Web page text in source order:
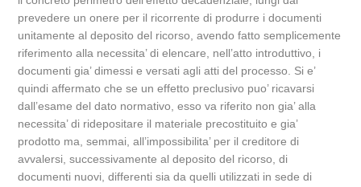
prevedere un onere per il ricorrente di produrre i documenti
unitamente al deposito del ricorso, avendo fatto semplicemente
riferimento alla necessita’ di elencare, nell’atto introduttivo, i
documenti gia’ dimessi e versati agli atti del processo. Si e’
quindi affermato che se un effetto preclusivo puo’ ricavarsi
dall’esame del dato normativo, esso va riferito non gia’ alla
necessita’ di ridepositare il materiale precostituito e gia’
prodotto ma, semmai, all’impossibilita’ per il creditore di
avvalersi, successivamente al deposito del ricorso, di
documenti nuovi, differenti sia da quelli utilizzati in sede di